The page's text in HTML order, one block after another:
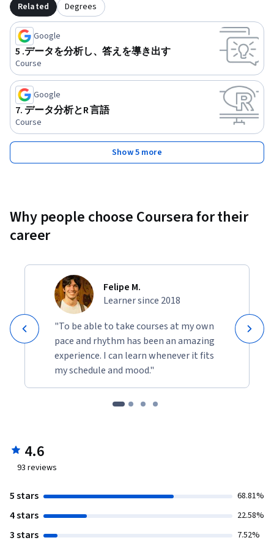
Related Degrees
Google
5 .データを分析し、答えを導き出す
Course
Google
7. データ分析とR 言語
Course
Show 5 more
Why people choose Coursera for their
career
Felipe M.
Learner since 2018
"To be able to take courses at my own
pace and rhythm has been an amazing
experience. I can learn whenever it fits
my schedule and mood."
4.6
93 reviews
5 stars 68.81%
4 stars 22.58%
3 stars 7.52%